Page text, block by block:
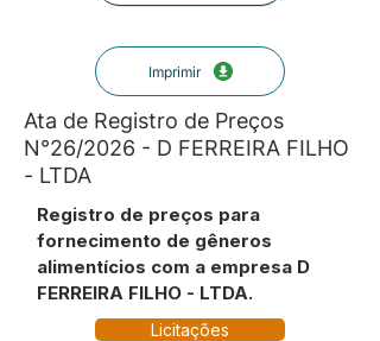
Imprimir
Ata de Registro de Preços
N°26/2026 - D FERREIRA FILHO
- LTDA
Registro de preços para
fornecimento de gêneros
alimentícios com a empresa D
FERREIRA FILHO - LTDA.
Licitações